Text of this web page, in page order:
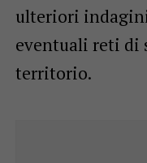
ulteriori
eventuali reti di
territorio.